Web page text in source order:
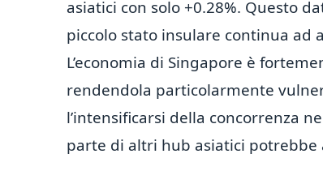
asiatici con solo +0.28%. Questo
piccolo stato insulare continua ad
L’economia di Singapore è
rendendola particolarmente
l’intensificarsi della concorrenza
parte di altri hub asiatici potrebbe